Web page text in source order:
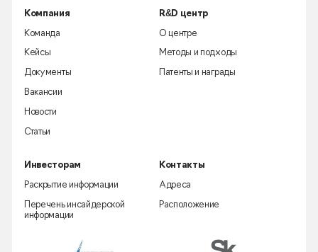
Компания
Команда
Кейсы
Документы
Вакансии
Новости
Статьи
R&D центр
О центре
Методы и подходы
Патенты и награды
Инвесторам
Раскрытие информации
Перечень инсайдерской
информации
Контакты
Адреса
Расположение